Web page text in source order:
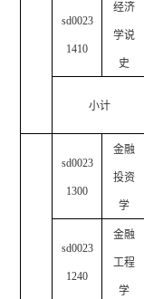
sd0023
1410
经济
学说
史
小计
sd0023
1300
金融
投资
学
sd0023
1240
金融
工程
学